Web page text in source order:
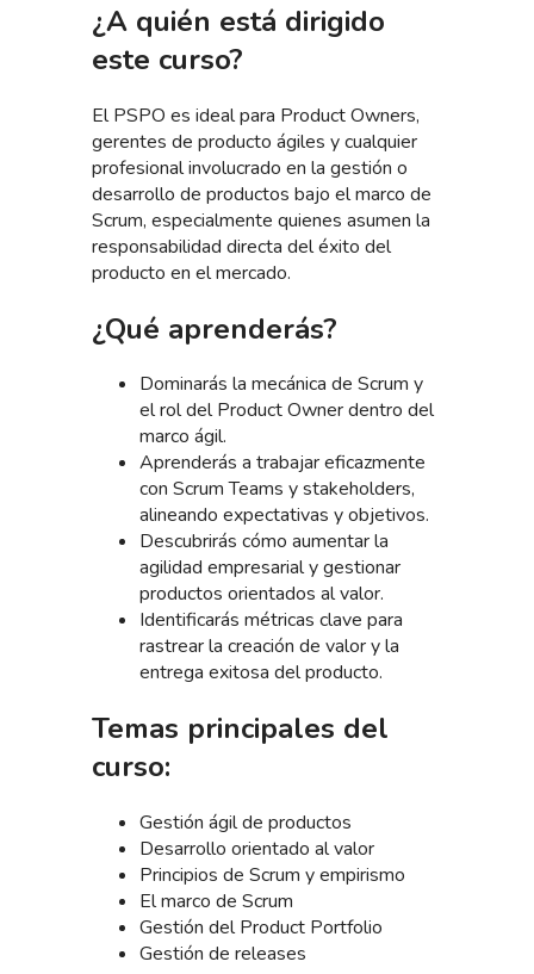
¿A quién está dirigido
este curso?
El PSPO es ideal para Product Owners,
gerentes de producto ágiles y cualquier
profesional involucrado en la gestión o
desarrollo de productos bajo el marco de
Scrum, especialmente quienes asumen la
responsabilidad directa del éxito del
producto en el mercado.
¿Qué aprenderás?
Dominarás la mecánica de Scrum y
el rol del Product Owner dentro del
marco ágil.
Aprenderás a trabajar eficazmente
con Scrum Teams y stakeholders,
alineando expectativas y objetivos.
Descubrirás cómo aumentar la
agilidad empresarial y gestionar
productos orientados al valor.
Identificarás métricas clave para
rastrear la creación de valor y la
entrega exitosa del producto.
Temas principales del
curso:
Gestión ágil de productos
Desarrollo orientado al valor
Principios de Scrum y empirismo
El marco de Scrum
Gestión del Product Portfolio
Gestión de releases